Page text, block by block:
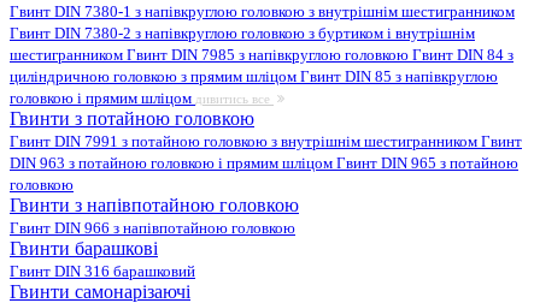
Гвинт DIN 7380-1 з напівкруглою головкою з внутрішнім шестигранником
Гвинт DIN 7380-2 з напівкруглою головкою з буртиком і внутрішнім
шестигранником Гвинт DIN 7985 з напівкруглою головкою Гвинт DIN 84 з
циліндричною головкою з прямим шліцом Гвинт DIN 85 з напівкруглою
головкою і прямим шліцом дивитись все
Гвинти з потайною головкою
Гвинт DIN 7991 з потайною головкою з внутрішнім шестигранником Гвинт
DIN 963 з потайною головкою і прямим шліцом Гвинт DIN 965 з потайною
головкою
Гвинти з напівпотайною головкою
Гвинт DIN 966 з напівпотайною головкою
Гвинти барашкові
Гвинт DIN 316 барашковий
Гвинти самонарізаючі